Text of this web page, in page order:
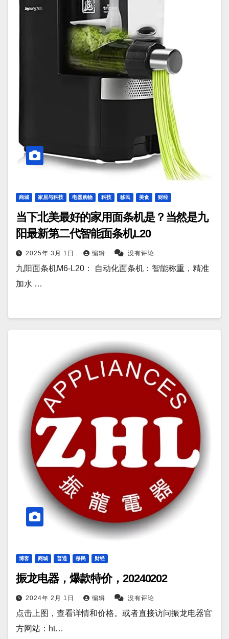
商城 家居与科技 电器购物 科技 移民 美食 财经
当下北美最好的家用面条机是？当然是九
阳最新第二代智能面条机L20
2025年 3月 1日 编辑 没有评论
九阳面条机M6-L20： 自动化面条机：智能称重，精准
加水 …
博客 商城 普通 移民 财经
振龙电器，爆款特价，20240202
2024年 2月 1日 编辑 没有评论
点击上图，查看详情和价格。或者直接访问振龙电器官
方网站：ht…